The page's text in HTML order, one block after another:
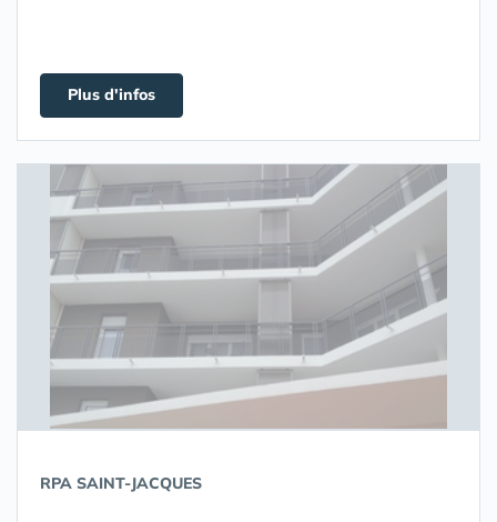
Plus d'infos
RPA SAINT-JACQUES